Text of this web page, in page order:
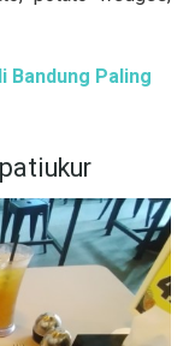
Bandung Paling